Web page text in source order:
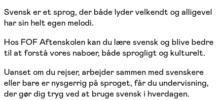
Svensk er et sprog, der både lyder velkendt og alligevel
har sin helt egen melodi.
Hos FOF Aftenskolen kan du lære svensk og blive bedre
til at forstå vores naboer, både sprogligt og kulturelt.
Uanset om du rejser, arbejder sammen med svenskere
eller bare er nysgerrig på sproget, får du undervisning,
der gør dig tryg ved at bruge svensk i hverdagen.